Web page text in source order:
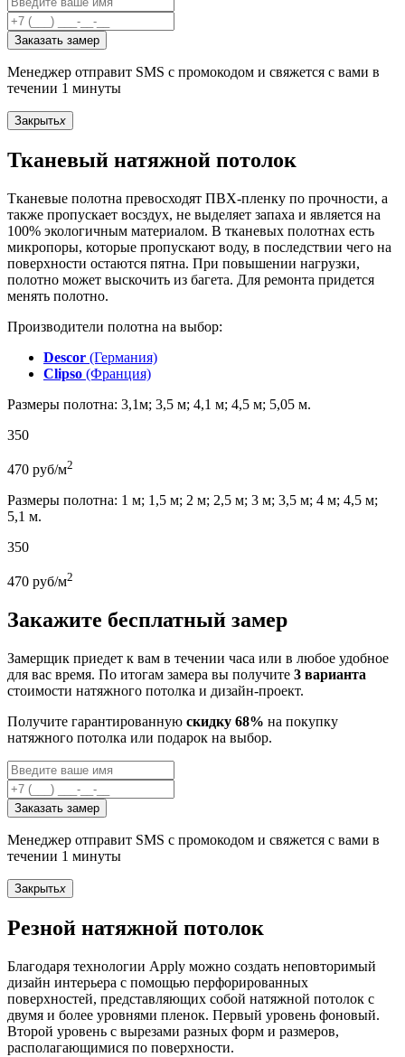
Заказать замер
Менеджер отправит SMS с промокодом и свяжется с вами в
течении 1 минуты
Закрытьx
Тканевый натяжной потолок
Тканевые полотна превосходят ПВХ-пленку по прочности, а
также пропускает восздух, не выделяет запаха и является на
100% экологичным материалом. В тканевых полотнах есть
микропоры, которые пропускают воду, в последствии чего на
поверхности остаются пятна. При повышении нагрузки,
полотно может выскочить из багета. Для ремонта придется
менять полотно.
Производители полотна на выбор:
Descor (Германия)
Clipso (Франция)
Размеры полотна: 3,1м; 3,5 м; 4,1 м; 4,5 м; 5,05 м.
350
470 руб/м2
Размеры полотна: 1 м; 1,5 м; 2 м; 2,5 м; 3 м; 3,5 м; 4 м; 4,5 м;
5,1 м.
350
470 руб/м2
Закажите бесплатный замер
Замерщик приедет к вам в течении часа или в любое удобное
для вас время. По итогам замера вы получите 3 варианта
стоимости натяжного потолка и дизайн-проект.
Получите гарантированную скидку 68% на покупку
натяжного потолка или подарок на выбор.
Заказать замер
Менеджер отправит SMS с промокодом и свяжется с вами в
течении 1 минуты
Закрытьx
Резной натяжной потолок
Благодаря технологии Apply можно создать неповторимый
дизайн интерьера с помощью перфорированных
поверхностей, представляющих собой натяжной потолок с
двумя и более уровнями пленок. Первый уровень фоновый.
Второй уровень с вырезами разных форм и размеров,
располагающимися по поверхности.